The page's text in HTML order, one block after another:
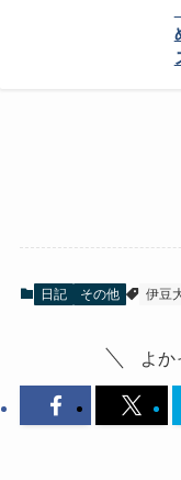
日記 その他 伊豆
よか